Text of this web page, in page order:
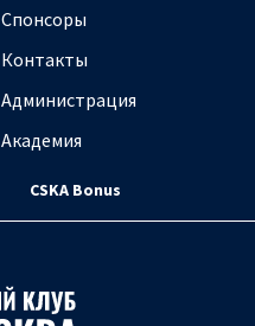
Спонсоры
Контакты
Администрация
Академия
CSKA Bonus